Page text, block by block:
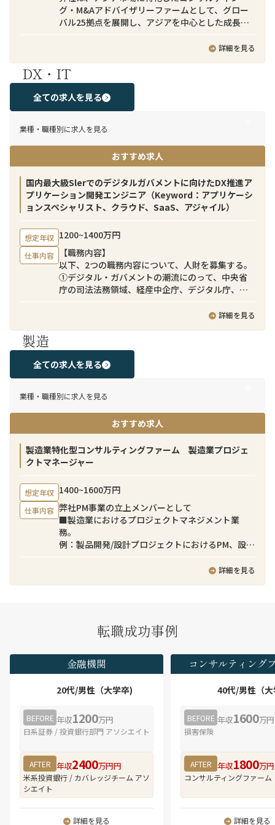
グ・M&Aアドバイザリーファームとして、グロー
バル25拠点を展開し、アジアを中心とした成長市
ます。ダイナミックなビジネス環境の中で、国境を
成長機会に富んだ職場です。
弊社のクロスボーダーM&Aチームでは日本企業側
に就くバイサイドファイナンシャルアドバイザー
ダーM&A案件を支援しています。ターゲット企業
のソーシングから、バリュエーション助言、意向
表明書の提出、法律事務所・会計事務所など外部
アドバイザーとの連携、ディールストラクチャリ
ング、契約条件の交渉、クロージングまでのM&A
プロセスを日本企業クライアントに伴走し助言す
る業務となります。
当チームには日本人のみならず、シンガポール、
台湾、インドネシア等、多国籍なメンバーが所属
しています。例えばインドネシアの案件ではイン
ドネシアチームが売り手のソーシング、売り手と
の交渉、バリュエーションモデル策定、ディール
方、本ポジションにご応募いただく方には日本企
業クライアントとのコミュニケーション（案件の
ントロール、インドネシアチームの成果物説明、
買い手意向の汲み取り等）を担当していただきま
す。クライアントとは日本語でコミュニケーショ
ンを取りつつ、チームメンバーとは英語でクライ
アントの意向を伝えつつ、チーム一体でクロスボ
ーダーM&A案件をリードしてすることを期待して
募集背景
近年、日本企業による海外事業強化は経営の優先
ームにおいても常時数十件のパイプラインが進行
しています。日本企業のクロスボーダーM&Aを支
援するためには、意思決定プロセスや期待される
コミュニケーションスタイルなど、日本企業特有
のビジネス慣習への深い理解が不可欠です。弊社
では日本企業へのM&Aアドバイザリーあるいは買
をリードできるディレクター・マネジャーレベル
の人材を新たに迎え入れ、日本企業支援体制の強
業務の魅力
■ M&A案件全体をリードできる実務経験
～数億円のミッド～スモールサイズのM&A案件を
多く取り扱っています。FAS系アドバイザリーファ
ームのようにM&A戦略、DD、バリュエーション助
言、ファイナンシャルアドバイザリー（FA）、PMI
といった厳密な分業体制は取っておらず、FA業務
に特化したサービスを手掛けています。そのた
め、初期段階であるM&Aターゲット探索から、デ
ェンス管理、契約交渉、クロージングまで、M&A
プロセス全体に一気通貫で関与することができま
す。M&Aプロフェッショナルとしての実務経験を
幅広く積むことができる環境です。
■ クロスボーダーM&Aに特化した豊富な案件経験
詳細を見る
DX・IT
全ての求人を見る
業種・職種別に求人を見る
おすすめ求人
国内最大級Slerでのデジタルガバメントに向けたDX推進ア
プリケーション開発エンジニア（Keyword：アプリケーシ
ョンスペシャリスト、クラウド、SaaS、アジャイル）
想定年収 1200~1400万円
仕事内容
【職務内容】
以下、2つの職務内容について、人財を募集する。
①デジタル・ガバメントの潮流にのって、中央省
庁の司法法務領域、経産中企庁、デジタル庁、入
アプリケーション開発技術者として、お客様のニ
（AWS、Azure、OCI、GCPなど）上で、実施す
る。
②政府情報システムのクラウド活用を推進するた
サービス上に、社会基盤を支える新たな省庁横断
のデジタルサービス（SaaS)をアプリケーション開
発技術者として、アジャイル開発等を駆使して、ア
ジリティ高く開発・提供する。
新サービス例：行政機関への手数料等の国庫金
納付をキャッシュレスで決済できるサービス
くみ」や「価値」を創造し、より豊かで調和のと
・アプリケーションスペシャリストとして、ビジ
ネス構想・検討段階から関わり、様々なシステ
ム・サービスを組み合わせることで、デジタル・
ガバメントの実現、社会基盤となるデジタルサー
・社内の技術専門チーム、APアーキテクトメン
バ、システム基盤技術者等と協業することにより
学び、スキルを向上させることができる
テムデザイン⇒ビジネスデザイン⇒グランドデザ
インへとデザイン領域を広げていくことができる
・本人の志向次第で、アプリケーションスペシャ
リストを軸としながら、デジタルビジネスマネー
ジャー、サービスデザイナー、ビジネスディベロ
ッパ、ITアーキテクト、ITスペシャリスト、プロ
ジェクトマネージャなどへ職務領域を拡大するこ
・組織の約1割は中途入社。
・在宅勤務（テレワーク）は、プロジェクト状況
詳細を見る
製造
全ての求人を見る
業種・職種別に求人を見る
おすすめ求人
製造業特化型コンサルティングファーム 製造業プロジェ
クトマネージャー
想定年収 1400~1600万円
仕事内容 弊社PM事業の立上メンバーとして
■製造業におけるプロジェクトマネジメント業
務。
例：製品開発/設計プロジェクトにおけるPM、設備
詳細を見る
転職成功事例
金融機関
20代/男性（大学卒)
BEFORE 年収1200万円
日系証券 / 投資銀行部門 アソシエイト
AFTER 年収2400万円円
米系投資銀行 / カバレッジチーム アソ
シエイト
詳細を見る
コンサルティング
40代/男性（
BEFORE 年収1600万円
損害保険
AFTER 年収1800万円
コンサルティングファーム
詳細を見る